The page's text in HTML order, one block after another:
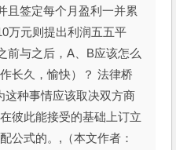
且签定每个月盈利一并累
万元则提出利润五五平
前与之后，A、B应该怎么
长久，愉快）？ 法律桥
这种事情应该取决双方商
彼此能接受的基础上订立
公式的。,（本文作者：